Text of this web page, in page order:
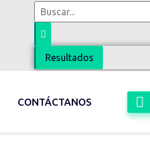
Resultados
CONTÁCTANOS